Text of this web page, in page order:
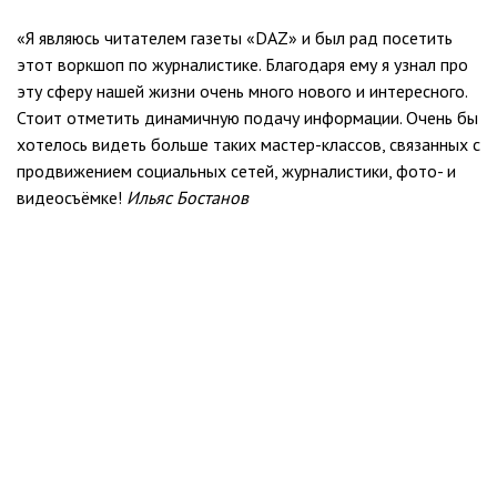
«Я являюсь читателем газеты «DAZ» и был рад посетить
этот воркшоп по журналистике. Благодаря ему я узнал про
эту сферу нашей жизни очень много нового и интересного.
Стоит отметить динамичную подачу информации. Очень бы
хотелось видеть больше таких мастер-классов, связанных с
продвижением социальных сетей, журналистики, фото- и
видеосъёмке! Ильяс Бостанов